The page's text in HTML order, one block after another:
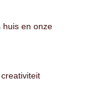
huis en onze